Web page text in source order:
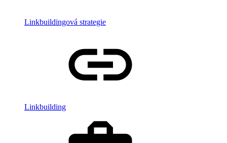
Linkbuildingová strategie
Linkbuilding